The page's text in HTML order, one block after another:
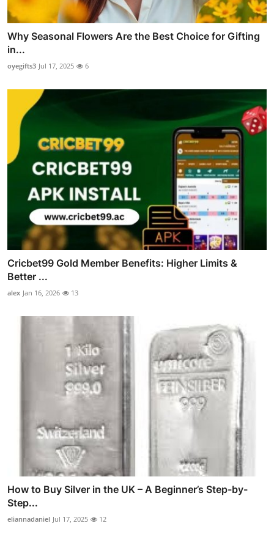
Why Seasonal Flowers Are the Best Choice for Gifting
in...
oyegifts3 Jul 17, 2025 6
Cricbet99 Gold Member Benefits: Higher Limits &
Better ...
alex Jan 16, 2026 13
How to Buy Silver in the UK – A Beginner’s Step-by-
Step...
eliannadaniel Jul 17, 2025 12